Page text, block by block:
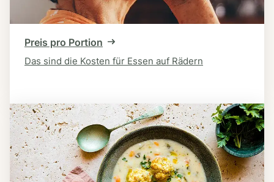
Preis pro Portion
Das sind die Kosten für Essen auf Rädern